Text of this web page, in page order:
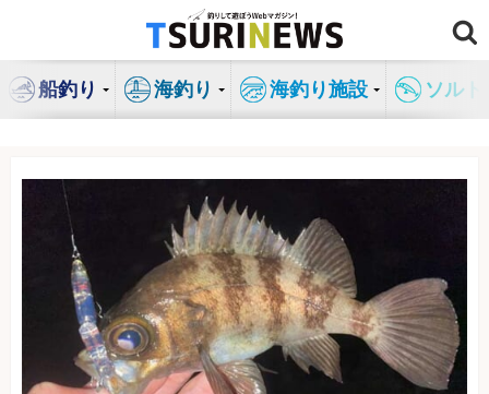
ン
船釣り 海釣り 海釣り施設 ソル